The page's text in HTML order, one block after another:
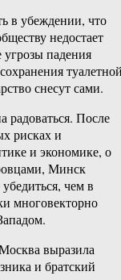
в убеждении, что
недостает
падения
снесут сами.
радоваться. После
рисках и
и экономике, о
Минск
чем в
многовекторно
выразила
и братский